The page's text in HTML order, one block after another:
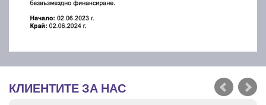
КЛИЕНТИТЕ ЗА НАС